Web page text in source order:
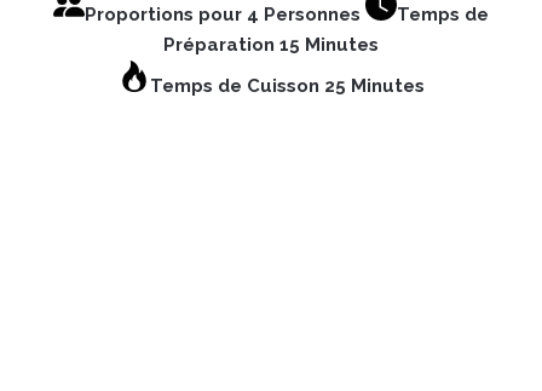
Proportions pour 4 Personnes
Temps de
Préparation 15 Minutes
Temps de Cuisson 25 Minutes